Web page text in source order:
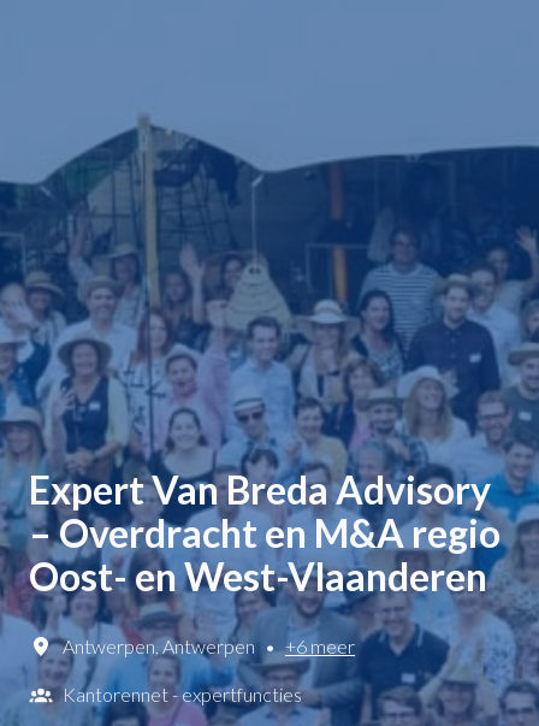
Expert Van Breda Advisory
– Overdracht en M&A regio
Oost- en West-Vlaanderen
Antwerpen, Antwerpen • +6 meer
Kantorennet - expertfuncties